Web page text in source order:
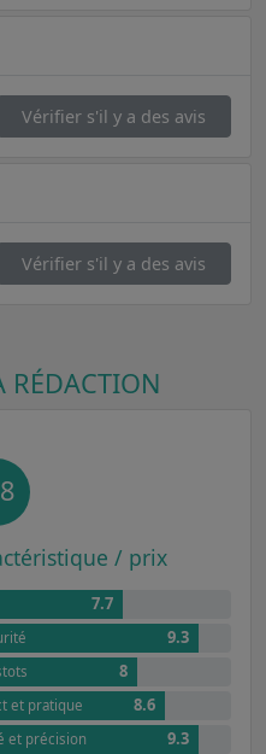
Vérifier s'il y a des avis
Vérifier s'il y a des avis
RÉDACTION
/ prix
7.7
9.3
8
et pratique 8.6
et précision 9.3